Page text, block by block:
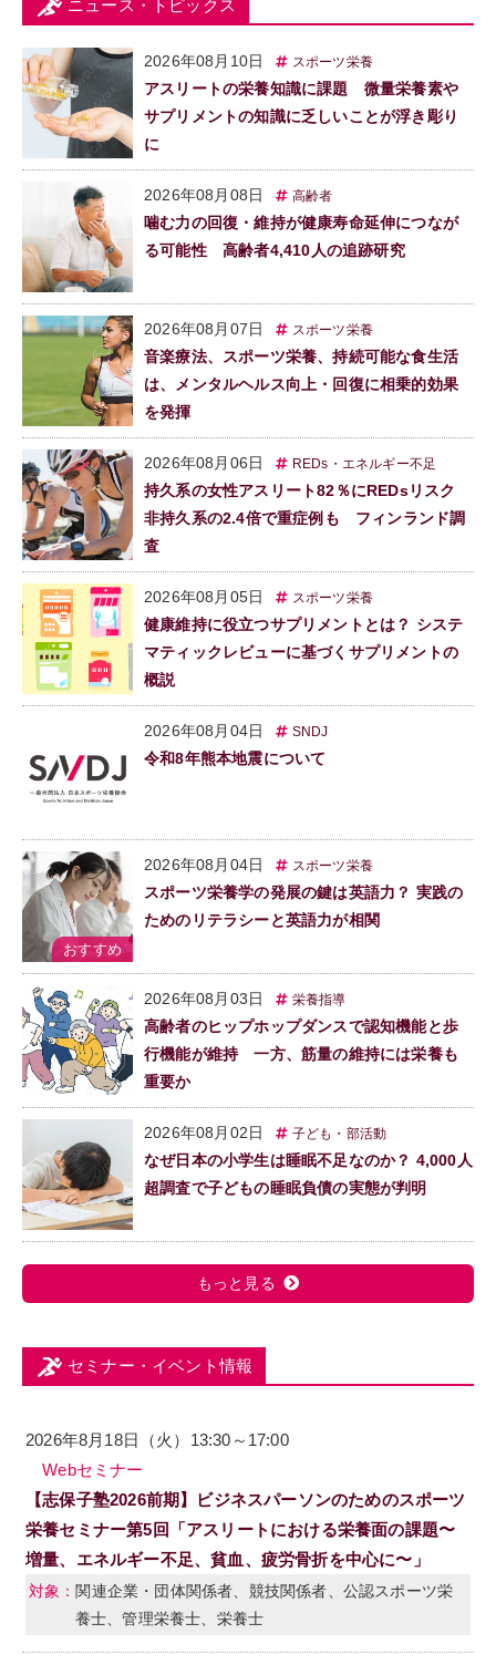
ニュース・トピックス
2026年08月10日 スポーツ栄養
アスリートの栄養知識に課題 微量栄養素や
サプリメントの知識に乏しいことが浮き彫り
に
2026年08月08日 高齢者
噛む力の回復・維持が健康寿命延伸につなが
る可能性 高齢者4,410人の追跡研究
2026年08月07日 スポーツ栄養
音楽療法、スポーツ栄養、持続可能な食生活
は、メンタルヘルス向上・回復に相乗的効果
を発揮
2026年08月06日 REDs・エネルギー不足
持久系の女性アスリート82％にREDsリスク
非持久系の2.4倍で重症例も フィンランド調
査
2026年08月05日 スポーツ栄養
健康維持に役立つサプリメントとは？ システ
マティックレビューに基づくサプリメントの
概説
2026年08月04日 SNDJ
令和8年熊本地震について
2026年08月04日 スポーツ栄養
スポーツ栄養学の発展の鍵は英語力？ 実践の
ためのリテラシーと英語力が相関
2026年08月03日 栄養指導
高齢者のヒップホップダンスで認知機能と歩
行機能が維持 一方、筋量の維持には栄養も
重要か
2026年08月02日 子ども・部活動
なぜ日本の小学生は睡眠不足なのか？ 4,000人
超調査で子どもの睡眠負債の実態が判明
もっと見る
セミナー・イベント情報
2026年8月18日（火）13:30～17:00
Webセミナー
【志保子塾2026前期】ビジネスパーソンのためのスポーツ
栄養セミナー第5回「アスリートにおける栄養面の課題〜
増量、エネルギー不足、貧血、疲労骨折を中心に〜」
関連企業・団体関係者、競技関係者、公認スポーツ栄
養士、管理栄養士、栄養士